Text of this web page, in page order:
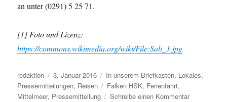
an unter (0291) 5 25 71.
[1] Foto und Lizenz:
https://commons.wikimedia.org/wiki/File:Sali_1.jpg
Autor
redaktion
Veröffentlicht
am
3. Januar 2016 Kategorien
In unserem Briefkasten, Lokales,
Pressemitteilungen, Reisen Schlagwörter
Falken HSK, Ferienfahrt,
Mittelmeer, Pressemitteilung Schreibe einen Kommentarzu